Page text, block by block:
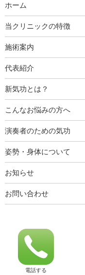
ホーム
当クリニックの特徴
施術案内
代表紹介
新気功とは？
こんなお悩みの方へ
演奏者のための気功
姿勢・身体について
お知らせ
お問い合わせ
電話する